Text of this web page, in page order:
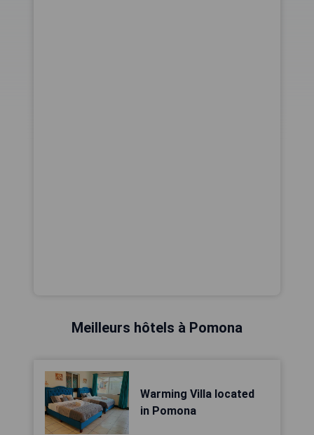
Meilleurs hôtels à Pomona
Warming Villa located
in Pomona